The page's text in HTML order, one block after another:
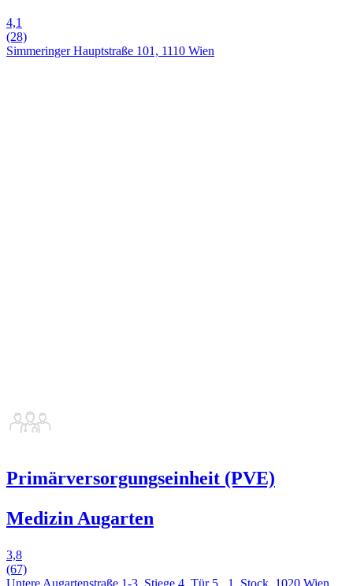
4,1
(28)
Simmeringer Hauptstraße 101, 1110 Wien
Primärversorgungseinheit (PVE)
Medizin Augarten
3,8
(67)